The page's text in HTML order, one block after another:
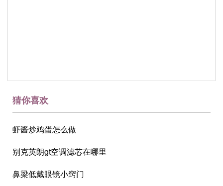
猜你喜欢
虾酱炒鸡蛋怎么做
别克英朗gt空调滤芯在哪里
鼻梁低戴眼镜小窍门